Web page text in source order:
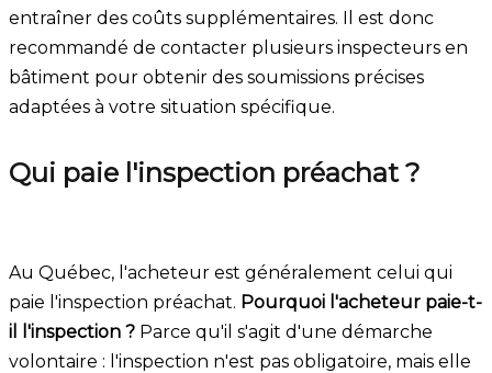
entraîner des coûts supplémentaires. Il est donc
recommandé de contacter plusieurs inspecteurs en
bâtiment pour obtenir des soumissions précises
adaptées à votre situation spécifique.
Qui paie l'inspection préachat ?
Au Québec, l'acheteur est généralement celui qui
paie l'inspection préachat. Pourquoi l'acheteur paie-t-
il l'inspection ? Parce qu'il s'agit d'une démarche
volontaire : l'inspection n'est pas obligatoire, mais elle